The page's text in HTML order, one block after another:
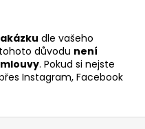
dle vašeho
důvodu není
. Pokud si nejste
Instagram, Facebook